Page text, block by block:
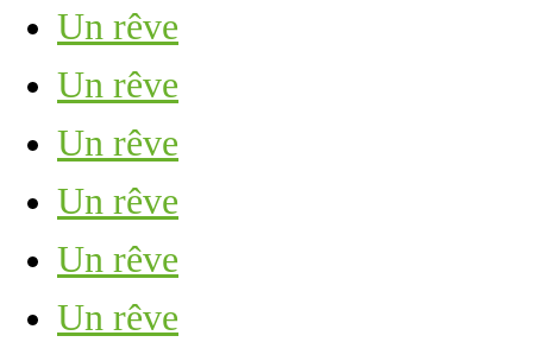
Un rêve
Un rêve
Un rêve
Un rêve
Un rêve
Un rêve